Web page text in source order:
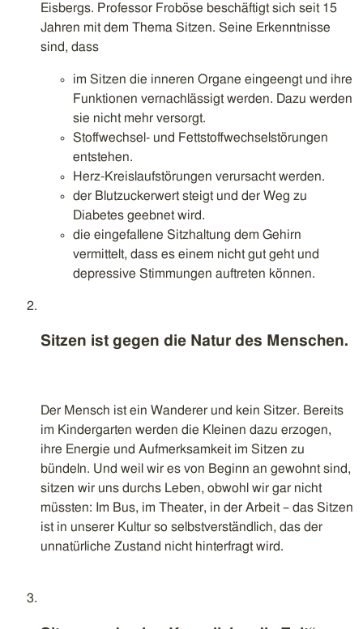
Eisbergs. Professor Froböse beschäftigt sich seit 15
Jahren mit dem Thema Sitzen. Seine Erkenntnisse
sind, dass
im Sitzen die inneren Organe eingeengt und ihre
Funktionen vernachlässigt werden. Dazu werden
sie nicht mehr versorgt.
Stoffwechsel- und Fettstoffwechselstörungen
entstehen.
Herz-Kreislaufstörungen verursacht werden.
der Blutzuckerwert steigt und der Weg zu
Diabetes geebnet wird.
die eingefallene Sitzhaltung dem Gehirn
vermittelt, dass es einem nicht gut geht und
depressive Stimmungen auftreten können.
Sitzen ist gegen die Natur des Menschen.
Der Mensch ist ein Wanderer und kein Sitzer. Bereits
im Kindergarten werden die Kleinen dazu erzogen,
ihre Energie und Aufmerksamkeit im Sitzen zu
bündeln. Und weil wir es von Beginn an gewohnt sind,
sitzen wir uns durchs Leben, obwohl wir gar nicht
müssten: Im Bus, im Theater, in der Arbeit – das Sitzen
ist in unserer Kultur so selbstverständlich, das der
unnatürliche Zustand nicht hinterfragt wird.